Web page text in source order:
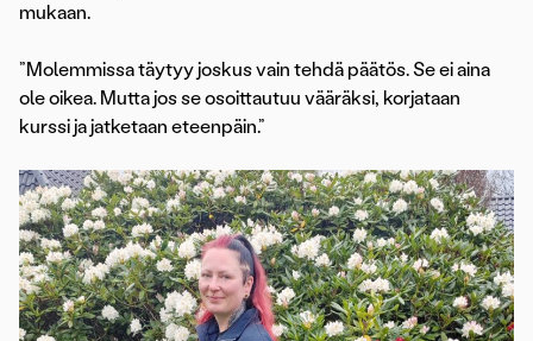
mukaan.
”Molemmissa täytyy joskus vain tehdä päätös. Se ei aina
ole oikea. Mutta jos se osoittautuu vääräksi, korjataan
kurssi ja jatketaan eteenpäin.”